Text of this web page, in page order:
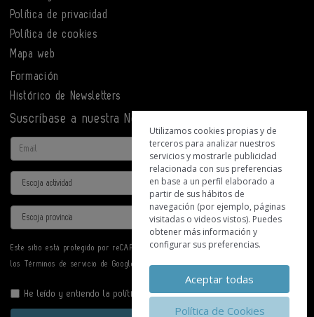
Política de privacidad
Política de cookies
Mapa web
Formación
Histórico de Newsletters
Suscríbase a nuestra Newsletter
Email
Actividad
Provincia
Este sitio está protegido por reCAPTCHA y se aplican laPolítica de privacidad
los Términos de servicio de Google.
He leído y entiendo lapolítica de privacidad
Utilizamos cookies propias y de
terceros para analizar nuestros
servicios y mostrarle publicidad
relacionada con sus preferencias
en base a un perfil elaborado a
partir de sus hábitos de
navegación (por ejemplo, páginas
visitadas o videos vistos). Puedes
obtener más información y
configurar sus preferencias.
Aceptar todas
Política de Cookies